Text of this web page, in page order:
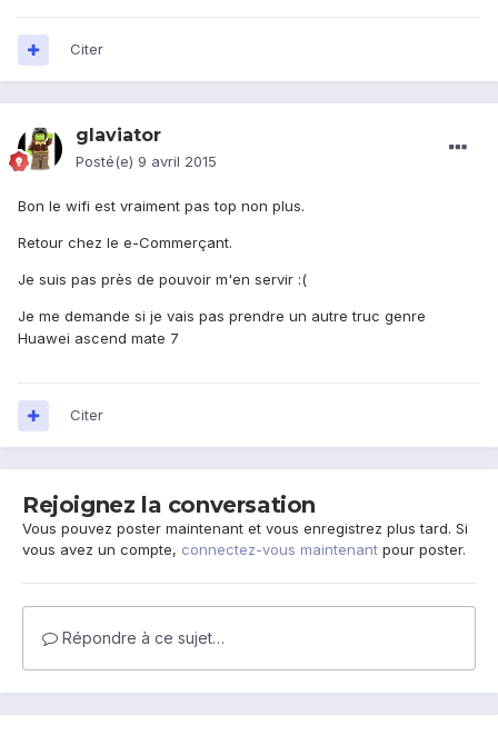
Citer
glaviator
Posté(e) 9 avril 2015
Bon le wifi est vraiment pas top non plus.
Retour chez le e-Commerçant.
Je suis pas près de pouvoir m'en servir :(
Je me demande si je vais pas prendre un autre truc genre
Huawei ascend mate 7
Citer
Rejoignez la conversation
Vous pouvez poster maintenant et vous enregistrez plus tard. Si
vous avez un compte, connectez-vous maintenant pour poster.
Répondre à ce sujet…